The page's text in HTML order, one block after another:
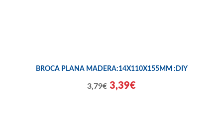
BROCA PLANA MADERA:14X110X155MM :DIY
3,79€ 3,39€